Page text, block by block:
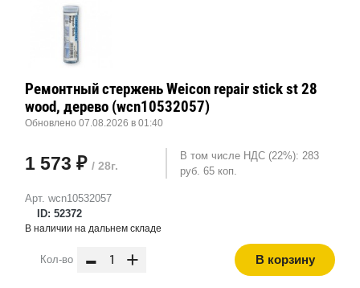
Арт. wcn10532057
ID: 52372
Ремонтный стержень Weicon repair stick st 28
wood, дерево (wcn10532057)
Обновлено 07.08.2026 в 01:40
1 573 ₽ / 28г.
В том числе НДС (22%): 283
руб. 65 коп.
В наличии на дальнем складе
Кол-во - + В корзину